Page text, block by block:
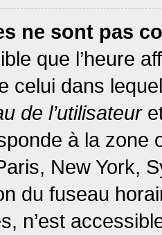
ne sont pas
que l’heure
celui dans
de l’utilisateur
à la
New York,
du fuseau
n’est